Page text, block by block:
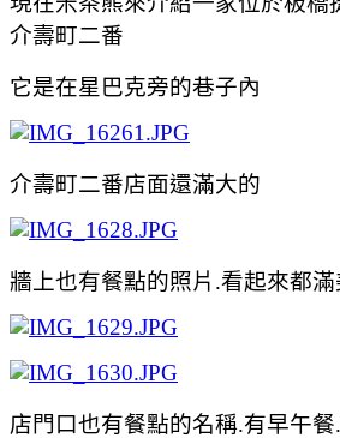
介壽町二番
它是在星巴克旁的巷子內
介壽町二番店面還滿大的
牆上也有餐點的照片.看起來都滿
店門口也有餐點的名稱.有早午